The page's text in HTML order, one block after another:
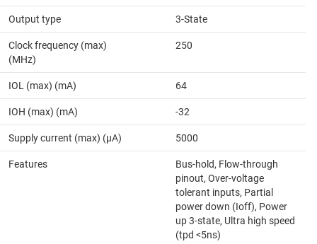
Output type 3-State
Clock frequency (max)
(MHz)
250
IOL (max) (mA) 64
IOH (max) (mA) -32
Supply current (max) (µA) 5000
Features
Bus-hold, Flow-through
pinout, Over-voltage
tolerant inputs, Partial
power down (Ioff), Power
up 3-state, Ultra high speed
(tpd <5ns)